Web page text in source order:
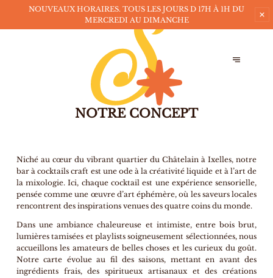
NOUVEAUX HORAIRES. TOUS LES JOURS D 17H À 1H DU
MERCREDI AU DIMANCHE
NOTRE CONCEPT
Niché au cœur du vibrant quartier du Châtelain à Ixelles, notre
bar à cocktails craft est une ode à la créativité liquide et à l’art de
la mixologie. Ici, chaque cocktail est une expérience sensorielle,
pensée comme une œuvre d’art éphémère, où les saveurs locales
rencontrent des inspirations venues des quatre coins du monde.
Dans une ambiance chaleureuse et intimiste, entre bois brut,
lumières tamisées et playlists soigneusement sélectionnées, nous
accueillons les amateurs de belles choses et les curieux du goût.
Notre carte évolue au fil des saisons, mettant en avant des
ingrédients frais, des spiritueux artisanaux et des créations